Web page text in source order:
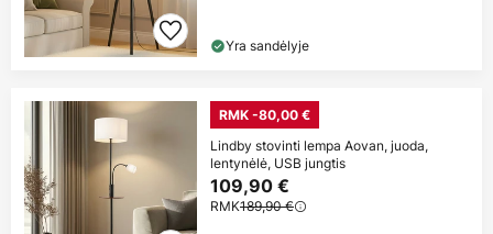
Yra sandėlyje
RMK -80,00 €
Lindby stovinti lempa Aovan, juoda,
lentynėlė, USB jungtis
109,90 €
RMK189,90 €